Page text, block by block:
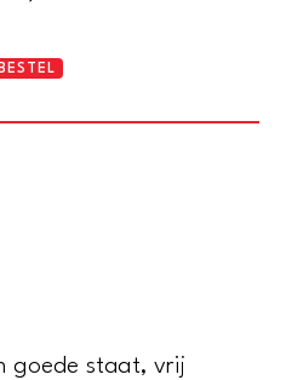
BESTEL
goede staat, vrij